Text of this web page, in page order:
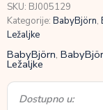
SKU: BJ005129
Kategorije: BabyBjörn,
Ležaljke
BabyBjörn,
Ležaljke
Dostupno u: